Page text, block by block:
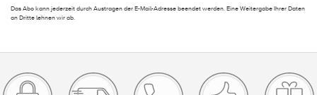
Das Abo kann jederzeit durch Austragen der E-Mail-Adresse beendet werden. Eine Weitergabe Ihrer Daten
an Dritte lehnen wir ab.